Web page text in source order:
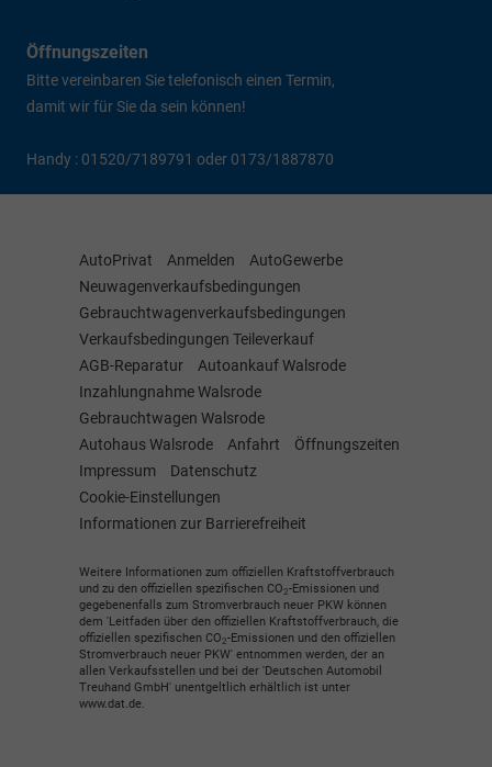
Öffnungszeiten
Bitte vereinbaren Sie telefonisch einen Termin,
damit wir für Sie da sein können!
Handy : 01520/7189791 oder 0173/1887870
AutoPrivat Anmelden
AutoGewerbe
Neuwagenverkaufsbedingungen
Gebrauchtwagenverkaufsbedingungen
Verkaufsbedingungen Teileverkauf
AGB-Reparatur
Autoankauf Walsrode
Inzahlungnahme Walsrode
Gebrauchtwagen Walsrode
Autohaus Walsrode
Anfahrt
Öffnungszeiten
Impressum
Datenschutz
Cookie-Einstellungen
Informationen zur Barrierefreiheit
Weitere Informationen zum offiziellen Kraftstoffverbrauch
und zu den offiziellen spezifischen CO2-Emissionen und
gegebenenfalls zum Stromverbrauch neuer PKW können
dem 'Leitfaden über den offiziellen Kraftstoffverbrauch, die
offiziellen spezifischen CO2-Emissionen und den offiziellen
Stromverbrauch neuer PKW' entnommen werden, der an
allen Verkaufsstellen und bei der 'Deutschen Automobil
Treuhand GmbH' unentgeltlich erhältlich ist unter
www.dat.de.